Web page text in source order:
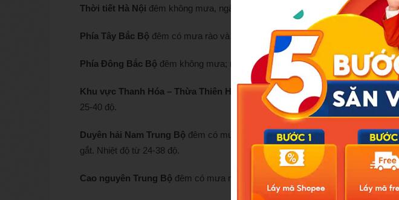
Thời tiết Hà Nội đêm không mưa, ngày nắng nóng. Nhiệt độ từ 25-36 độ.
Phía Tây Bắc Bộ đêm có mưa rào và dông vài nơi, ngày nắng nóng và nắng
Phía Đông Bắc Bộ đêm không mưa; ngày nắng nóng. Nhiệt độ từ 23-36 độ.
Khu vực Thanh Hóa – Thừa Thiên Huếđêm không mưa, ngày nắng nóng gay
25-40 độ.
Duyên hải Nam Trung Bộ đêm có mưa rào và dông vài nơi; ngày nắng, phía
gắt. Nhiệt độ từ 24-38 độ.
Cao nguyên Trung Bộ đêm có mưa rào và dông vài nơi; ngày nắng nóng. Nhiệt